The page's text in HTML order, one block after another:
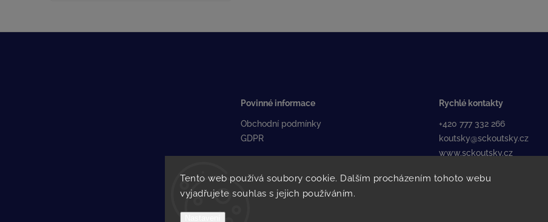
Tento web používá soubory cookie. Dalším procházením tohoto webu
vyjadřujete souhlas s jejich používáním.
Povinné informace
Obchodní podmínky
GDPR
Rychlé kontakty
+420 777 332 266
koutsky@sckoutsky.cz
www.sckoutsky.cz